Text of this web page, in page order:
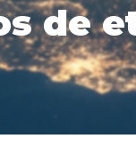
de